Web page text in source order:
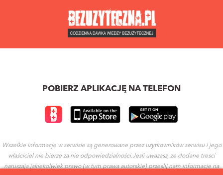
POBIERZ APLIKACJĘ NA TELEFON
Wszelkie informacje w serwisie są generowane przez użytkowników serwisu i jego
właściciel nie bierze za nie odpowiedzialności.Jesli uwazasz, ze dodane tresci
naruszaja jakiekolwiek prawo (w tym prawa autorskie) przeslij nam informacje na